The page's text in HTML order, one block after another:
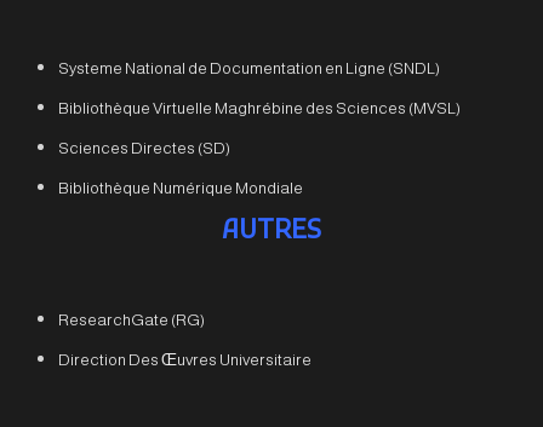
Systeme National de Documentation en Ligne (SNDL)
Bibliothèque Virtuelle Maghrébine des Sciences (MVSL)
Sciences Directes (SD)
Bibliothèque Numérique Mondiale
AUTRES
ResearchGate (RG)
Direction Des Œuvres Universitaire